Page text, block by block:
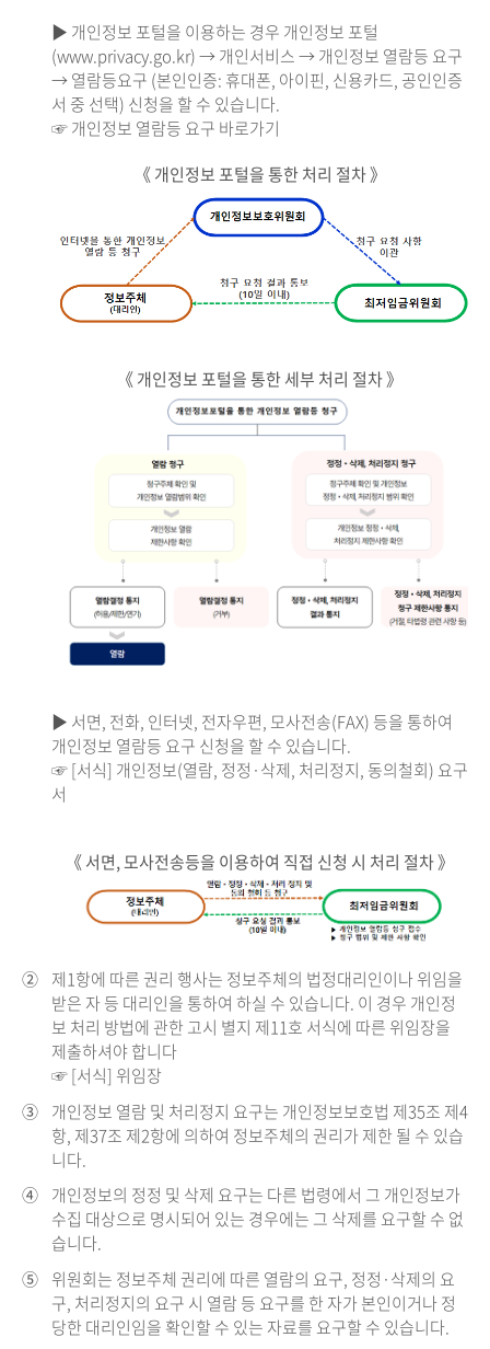
▶ 개인정보 포털을 이용하는 경우 개인정보 포털
(www.privacy.go.kr) → 개인서비스 → 개인정보 열람등 요구
→ 열람등요구 (본인인증: 휴대폰, 아이핀, 신용카드, 공인인증
서 중 선택) 신청을 할 수 있습니다.
☞ 개인정보 열람등 요구 바로가기
《 개인정보 포털을 통한 처리 절차 》
《 개인정보 포털을 통한 세부 처리 절차 》
▶ 서면, 전화, 인터넷, 전자우편, 모사전송(FAX) 등을 통하여
개인정보 열람등 요구 신청을 할 수 있습니다.
☞ [서식] 개인정보(열람, 정정·삭제, 처리정지, 동의철회) 요구
서
《 서면, 모사전송등을 이용하여 직접 신청 시 처리 절차 》
② 제1항에 따른 권리 행사는 정보주체의 법정대리인이나 위임을
받은 자 등 대리인을 통하여 하실 수 있습니다. 이 경우 개인정
보 처리 방법에 관한 고시 별지 제11호 서식에 따른 위임장을
제출하셔야 합니다
☞ [서식] 위임장
③ 개인정보 열람 및 처리정지 요구는 개인정보보호법 제35조 제4
항, 제37조 제2항에 의하여 정보주체의 권리가 제한 될 수 있습
니다.
④ 개인정보의 정정 및 삭제 요구는 다른 법령에서 그 개인정보가
수집 대상으로 명시되어 있는 경우에는 그 삭제를 요구할 수 없
습니다.
⑤ 위원회는 정보주체 권리에 따른 열람의 요구, 정정·삭제의 요
구, 처리정지의 요구 시 열람 등 요구를 한 자가 본인이거나 정
당한 대리인임을 확인할 수 있는 자료를 요구할 수 있습니다.